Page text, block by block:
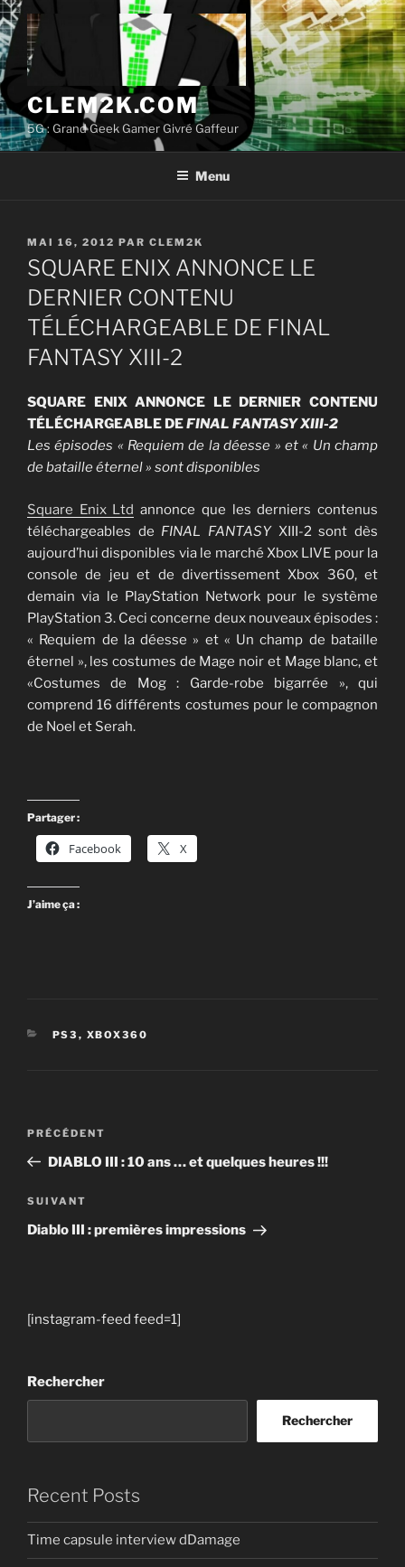
Aller
au
contenu
principal
CLEM2K.COM
5G : Grand Geek Gamer Givré Gaffeur
Menu
PUBLIÉ
LE
MAI 16, 2012 PAR CLEM2K
SQUARE ENIX ANNONCE LE
DERNIER CONTENU
TÉLÉCHARGEABLE DE FINAL
FANTASY XIII-2
SQUARE ENIX ANNONCE LE DERNIER CONTENU
TÉLÉCHARGEABLE DEFINAL FANTASY XIII-2
Les épisodes « Requiem de la déesse » et « Un champ
de bataille éternel » sont disponibles
Square Enix Ltd annonce que les derniers contenus
téléchargeables de FINAL FANTASY XIII-2 sont dès
aujourd’hui disponibles via le marché Xbox LIVE pour la
console de jeu et de divertissement Xbox 360, et
demain via le PlayStation Network pour le système
PlayStation 3. Ceci concerne deux nouveaux épisodes :
« Requiem de la déesse » et « Un champ de bataille
éternel », les costumes de Mage noir et Mage blanc, et
«Costumes de Mog : Garde-robe bigarrée », qui
comprend 16 différents costumes pour le compagnon
de Noel et Serah.
Partager :
Facebook X
J’aime ça :
CATÉGORIES
PS3 , XBOX360
Navigation
l’article
Article
précédent
PRÉCÉDENT
DIABLO III : 10 ans … et quelques heures !!!
Article
suivant
SUIVANT
Diablo III : premières impressions
[instagram-feed feed=1]
Rechercher
Rechercher
Recent Posts
Time capsule interview dDamage